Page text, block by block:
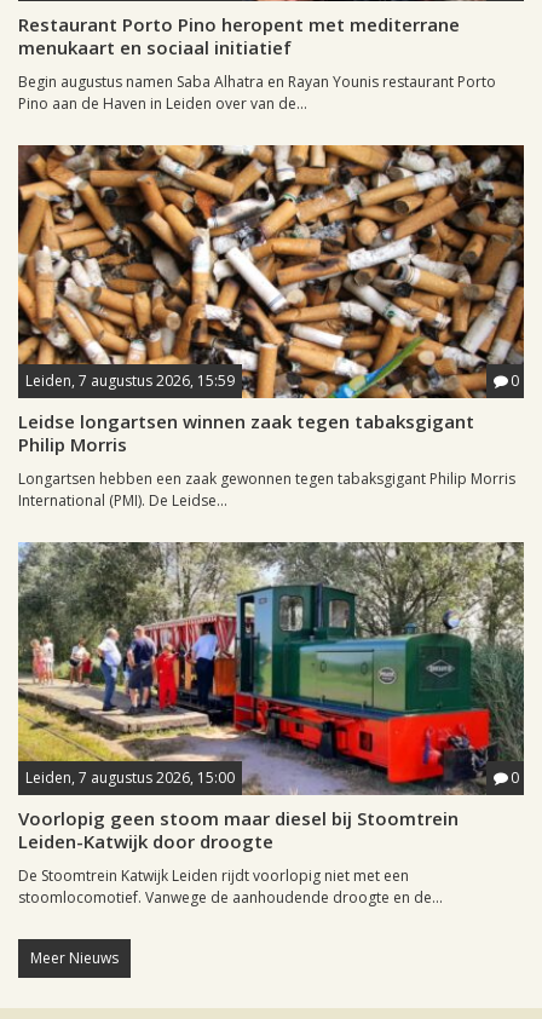
Restaurant Porto Pino heropent met mediterrane
menukaart en sociaal initiatief
Begin augustus namen Saba Alhatra en Rayan Younis restaurant Porto
Pino aan de Haven in Leiden over van de...
Leiden, 7 augustus 2026, 15:59 0
Leidse longartsen winnen zaak tegen tabaksgigant
Philip Morris
Longartsen hebben een zaak gewonnen tegen tabaksgigant Philip Morris
International (PMI). De Leidse...
Leiden, 7 augustus 2026, 15:00 0
Voorlopig geen stoom maar diesel bij Stoomtrein
Leiden-Katwijk door droogte
De Stoomtrein Katwijk Leiden rijdt voorlopig niet met een
stoomlocomotief. Vanwege de aanhoudende droogte en de...
Meer Nieuws